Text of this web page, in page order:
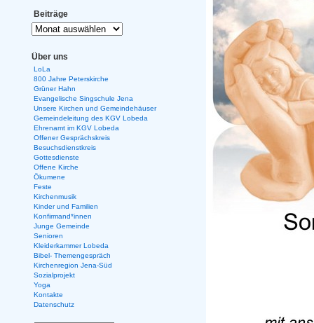
Beiträge
Über uns
LoLa
800 Jahre Peterskirche
Grüner Hahn
Evangelische Singschule Jena
Unsere Kirchen und Gemeindehäuser
Gemeindeleitung des KGV Lobeda
Ehrenamt im KGV Lobeda
Offener Gesprächskreis
Besuchsdienstkreis
Gottesdienste
Offene Kirche
Ökumene
Feste
Kirchenmusik
Kinder und Familien
Konfirmand*innen
Junge Gemeinde
Senioren
Kleiderkammer Lobeda
Bibel- Themengespräch
Kirchenregion Jena-Süd
Sozialprojekt
Yoga
Kontakte
Datenschutz